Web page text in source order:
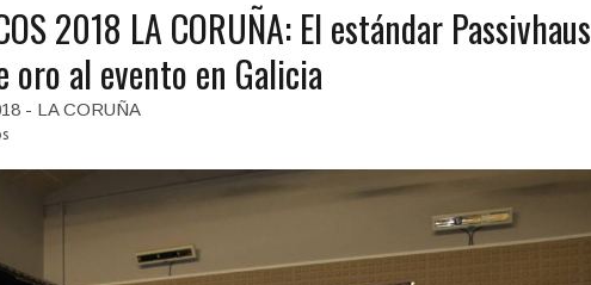
2018 LA CORUÑA: El estándar Passivhaus
oro al evento en Galicia
- LA CORUÑA